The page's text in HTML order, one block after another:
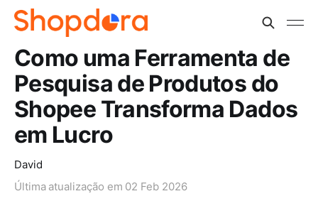
Como uma Ferramenta de
Pesquisa de Produtos do
Shopee Transforma Dados
em Lucro
David
Última atualização em 02 Feb 2026